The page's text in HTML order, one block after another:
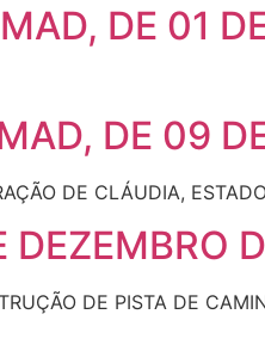
DE 01
DE 09
DE CLÁUDIA,
DEZEMBRO
DE PISTA DE